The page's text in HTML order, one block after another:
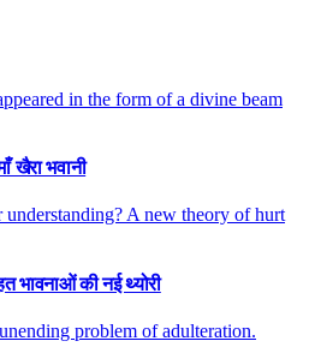
खैरा भवानी
भावनाओं की नई थ्योरी